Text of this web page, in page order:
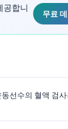
공합니
무료
동선수의 혈액 검